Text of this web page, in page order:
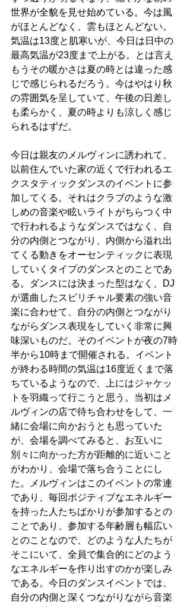
世界が全貌を見せ始めている。今は風
がほとんどなく、雲もほとんどない。
気温は13度と肌寒いが、今日は日中の
最高気温が23度まで上がる。とは言え
もうその暖かさは夏の時とは違った感
じで感じられるだろう。今はやはり秋
の雰囲気を呈していて、午後の日差し
も柔らかく、夏の時よりも涼しく感じ
られるはずだ。
今日は親友のメルヴィンに誘われて、
以前住んでいた家の近くで行われるエ
クスタティックダンスのイベントに参
加してくる。それはクラブのような激
しめの音楽や眩いライトがちらつく中
で行われるようなダンスではなく、自
分の内側とつながり、内側から溢れ出
てくる動きをオーセンティックに表現
していくタイプのダンスとのことであ
る。ダンスには決まった型はなく、DJ
が選曲したスピリチャル要素の強い音
楽に合わせて、自分の内側とつながり
ながらダンス表現をしていく非常に興
味深いものだ。そのイベントが夜の7時
半から10時まで開催される。イベント
が終わる時間の気温は16度近くまで落
ちているようなので、上にはジャケッ
トを羽織って行こうと思う。当初はメ
ルヴィンの店で待ち合わせをして、一
緒に会場に向かおうとも思っていた
が、会場を調べてみると、お互いに
別々に向かった方が距離的に近いこと
がわかり、会場で落ち合うことにし
た。メルヴィンはこのイベントの常連
であり、毎回ポジティブなエネルギー
を持った人たちばかりが参加するとの
ことであり、参加する年齢層も幅広い
とのことなので、どのような人たちが
そこにいて、全員で集合的にどのよう
なエネルギーを作り出すのかが楽しみ
である。今日のダンスイベントでは、
自分の内側と深くつながりながら音楽